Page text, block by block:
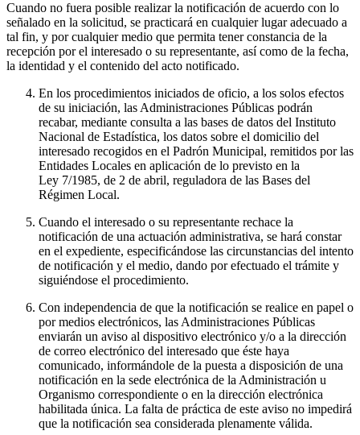
Cuando no fuera posible realizar la notificación de acuerdo con lo
señalado en la solicitud, se practicará en cualquier lugar adecuado a
tal fin, y por cualquier medio que permita tener constancia de la
recepción por el interesado o su representante, así como de la fecha,
la identidad y el contenido del acto notificado.
En los procedimientos iniciados de oficio, a los solos efectos
de su iniciación, las Administraciones Públicas podrán
recabar, mediante consulta a las bases de datos del Instituto
Nacional de Estadística, los datos sobre el domicilio del
interesado recogidos en el Padrón Municipal, remitidos por las
Entidades Locales en aplicación de lo previsto en la
Ley 7/1985, de 2 de abril, reguladora de las Bases del
Régimen Local.
Cuando el interesado o su representante rechace la
notificación de una actuación administrativa, se hará constar
en el expediente, especificándose las circunstancias del intento
de notificación y el medio, dando por efectuado el trámite y
siguiéndose el procedimiento.
Con independencia de que la notificación se realice en papel o
por medios electrónicos, las Administraciones Públicas
enviarán un aviso al dispositivo electrónico y/o a la dirección
de correo electrónico del interesado que éste haya
comunicado, informándole de la puesta a disposición de una
notificación en la sede electrónica de la Administración u
Organismo correspondiente o en la dirección electrónica
habilitada única. La falta de práctica de este aviso no impedirá
que la notificación sea considerada plenamente válida.